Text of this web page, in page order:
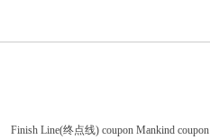
Finish Line(终点线) coupon Mankind coupon